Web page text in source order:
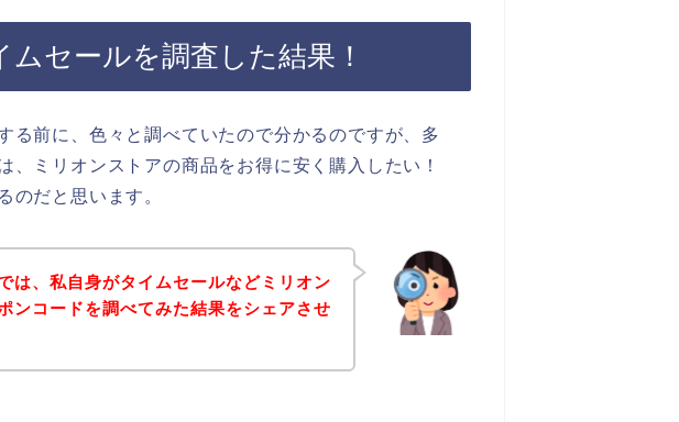
セールを調査した結果！
る前に、色々と調べていたので分かるのですが、多
、ミリオンストアの商品をお得に安く購入したい！
のだと思います。
は、私自身がタイムセールなどミリオン
ンコードを調べてみた結果をシェアさせ